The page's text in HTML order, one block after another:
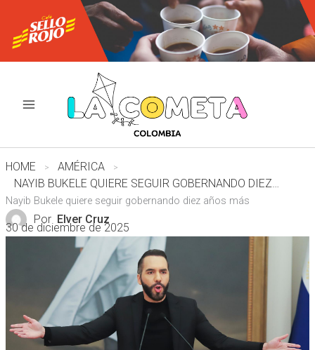
contenido
HOME
AMÉRICA
NAYIB BUKELE QUIERE SEGUIR GOBERNANDO DIEZ AÑOS MÁS
Nayib Bukele quiere seguir gobernando diez años más
Por Elver Cruz
30 de diciembre de 2025